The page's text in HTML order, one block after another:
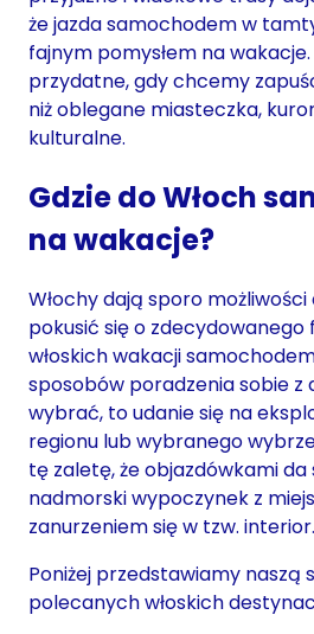
że jazda samochodem w
fajnym pomysłem na
przydatne, gdy chcemy
niż oblegane miasteczka,
kulturalne.
Gdzie do Włoch
na wakacje?
Włochy dają sporo
pokusić się o
włoskich wakacji
sposobów poradzenia sobie z
wybrać, to udanie się na
regionu lub wybranego
tę zaletę, że objazdówkami da
nadmorski wypoczynek z
zanurzeniem się w tzw. interior.
Poniżej przedstawiamy naszą
polecanych włoskich